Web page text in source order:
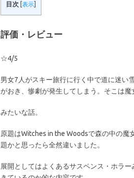
目次 [表示]
評価・レビュー
☆4/5
男女7人がスキー旅行に行く中で道に迷い
がおき、惨劇が発生してしまう。そこは
みたいな話。
原題はWitches in the Woodsで森の中の魔
題かと思ったら全然違いました。
展開としてはよくあるサスペンス・ホラ